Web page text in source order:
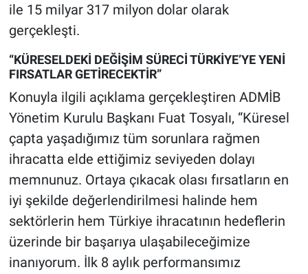
ile 15 milyar 317 milyon dolar olarak
gerçekleşti.
“KÜRESELDEKİ DEĞİŞİM SÜRECİ TÜRKİYE’YE YENİ
FIRSATLAR GETİRECEKTİR”
Konuyla ilgili açıklama gerçekleştiren ADMİB
Yönetim Kurulu Başkanı Fuat Tosyalı, “Küresel
çapta yaşadığımız tüm sorunlara rağmen
ihracatta elde ettiğimiz seviyeden dolayı
memnunuz. Ortaya çıkacak olası fırsatların en
iyi şekilde değerlendirilmesi halinde hem
sektörlerin hem Türkiye ihracatının hedeflerin
üzerinde bir başarıya ulaşabileceğimize
inanıyorum. İlk 8 aylık performansımız